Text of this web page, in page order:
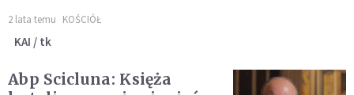
2 lata temu KOŚCIÓŁ
KAI / tk
Abp Scicluna: Księża